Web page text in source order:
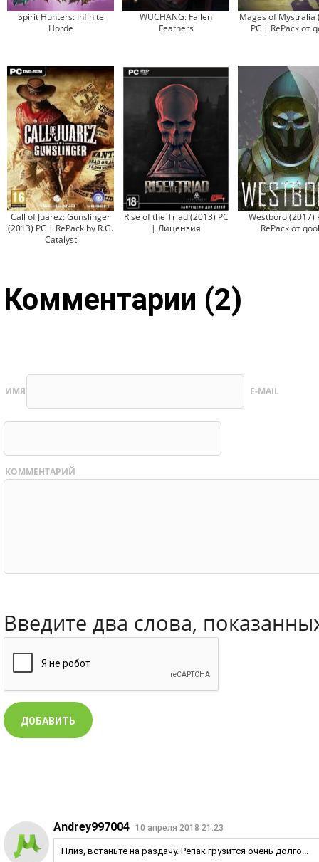
Spirit Hunters: Infinite
Horde
WUCHANG: Fallen
Feathers
Mages of Mystralia
PC | RePack от
Call of Juarez: Gunslinger
(2013) PC | RePack by R.G.
Catalyst
Rise of the Triad (2013) PC
| Лицензия
Westboro (2017)
RePack от
Комментарии (2)
ИМЯ E-MAIL
КОММЕНТАРИЙ
Введите два слова,
Andrey997004 10 апреля 2018 21:23
Плиз, встаньте на раздачу. Репак грузится очень долго...